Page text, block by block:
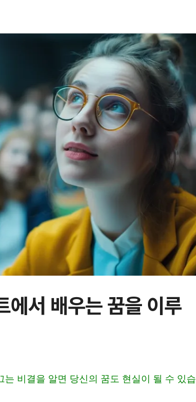
에서 배우는 꿈을 이루
는 비결을 알면 당신의 꿈도 현실이 될 수 있습